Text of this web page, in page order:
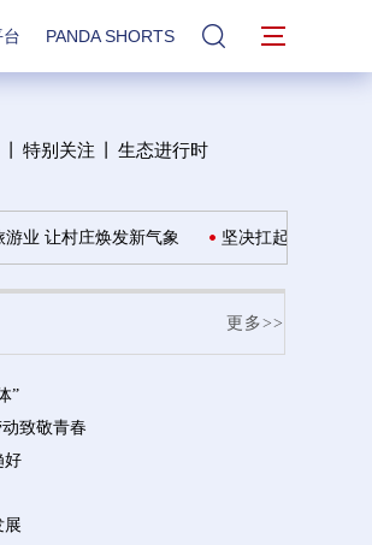
PANDA SHORTS 站内搜索
特别关注 生态进行时
让村庄焕发新气象 坚决扛起森林草原资
更多>>
”
致敬青春
好
展